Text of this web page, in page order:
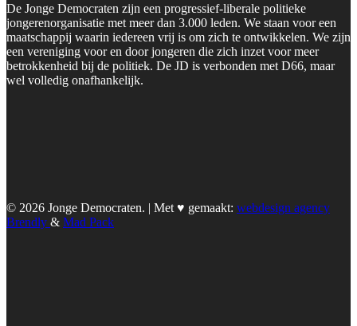
De Jonge Democraten zijn een progressief-liberale politieke
jongerenorganisatie met meer dan 3.000 leden. We staan voor een
maatschappij waarin iedereen vrij is om zich te ontwikkelen. We zijn
een vereniging voor en door jongeren die zich inzet voor meer
betrokkenheid bij de politiek. De JD is verbonden met D66, maar
wel volledig onafhankelijk.
© 2026 Jonge Democraten. | Met ♥︎ gemaakt: webdesign agency
Brendly & Mad Pack